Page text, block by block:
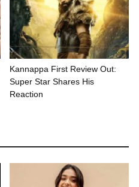
Kannappa First Review Out:
Super Star Shares His
Reaction